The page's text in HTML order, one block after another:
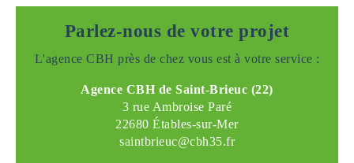
Parlez-nous de votre projet
L'agence CBH près de chez vous est à votre service :
Agence CBH de Saint-Brieuc (22)
3 rue Ambroise Paré
22680 Étables-sur-Mer
saintbrieuc@cbh35.fr